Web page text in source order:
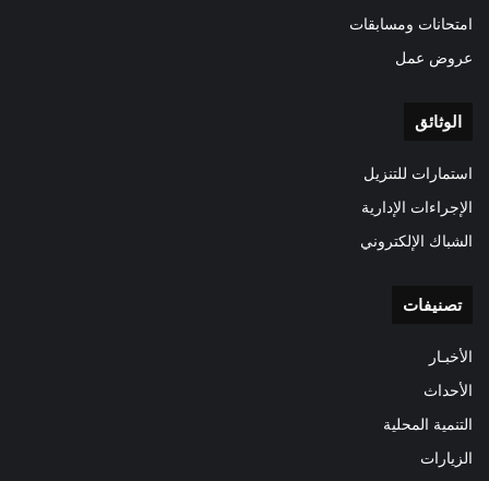
امتحانات ومسابقات
عروض عمل
الوثائق
استمارات للتنزيل
الإجراءات الإدارية
الشباك الإلكتروني
تصنيفات
الأخبـار
الأحداث
التنمية المحلية
الزيارات